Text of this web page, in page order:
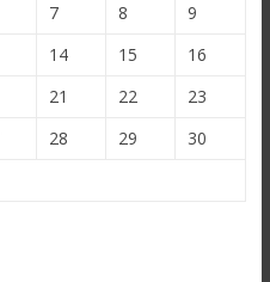
7 8
9
14 15
16
21 22
23
28 29
30